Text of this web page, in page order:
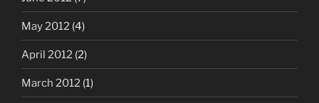
May 2012 (4)
April 2012 (2)
March 2012 (1)